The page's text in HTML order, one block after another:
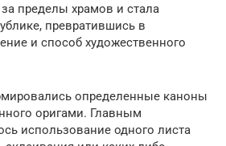
пределы храмов и стала
превратившись в
и способ художественного
определенные каноны
оригами. Главным
использование одного листа